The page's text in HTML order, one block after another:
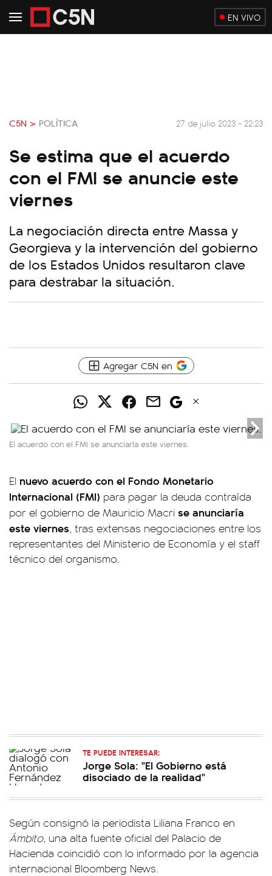
EN VIVO
C5N > POLÍTICA 27 de julio 2023 - 22:23
Se estima que el acuerdo
con el FMI se anuncie este
viernes
La negociación directa entre Massa y
Georgieva y la intervención del gobierno
de los Estados Unidos resultaron clave
para destrabar la situación.
Agregar C5N en
El acuerdo con el FMI se anunciaría este viernes.
El nuevo acuerdo con el Fondo Monetario
Internacional (FMI) para pagar la deuda contraída
por el gobierno de Mauricio Macri se anunciaría
este viernes, tras extensas negociaciones entre los
representantes del Ministerio de Economía y el staff
técnico del organismo.
TE PUEDE INTERESAR:
Jorge Sola: "El Gobierno está
disociado de la realidad"
Según consignó la periodista Liliana Franco en
Ámbito, una alta fuente oficial del Palacio de
Hacienda coincidió con lo informado por la agencia
internacional Bloomberg News.